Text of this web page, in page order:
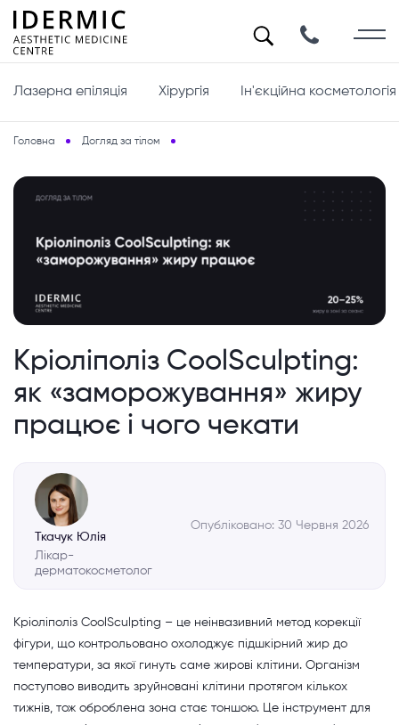
Лазерна епіляція Хірургія Ін'єкційна косметологія
Головна Догляд за тілом
Кріоліполіз CoolSculpting:
як «заморожування» жиру
працює і чого чекати
Ткачук Юлія
Лікар-
дерматокосметолог
Опубліковано: 30 Червня 2026
Кріоліполіз CoolSculpting – це неінвазивний метод корекції
фігури, що контрольовано охолоджує підшкірний жир до
температури, за якої гинуть саме жирові клітини. Організм
поступово виводить зруйновані клітини протягом кількох
тижнів, тож оброблена зона стає тоншою. Це інструмент для